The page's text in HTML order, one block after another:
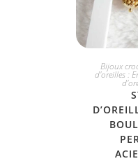
Bijoux
d'oreilles :